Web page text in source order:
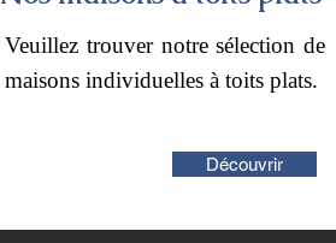
Veuillez trouver notre sélection de
maisons individuelles à toits plats.
Découvrir